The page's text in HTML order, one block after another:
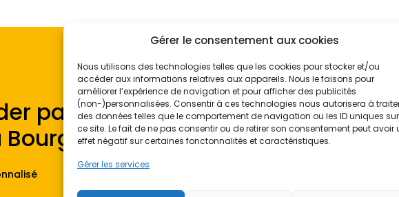
Gérer le consentement aux cookies
Nous utilisons des technologies telles que les cookies pour stocker et/ou
accéder aux informations relatives aux appareils. Nous le faisons pour
améliorer l’expérience de navigation et pour afficher des publicités
(non-)personnalisées. Consentir à ces technologies nous autorisera à
des données telles que le comportement de navigation ou les ID uniques sur
ce site. Le fait de ne pas consentir ou de retirer son consentement peut avoir
effet négatif sur certaines fonctonnalités et caractéristiques.
Gérer les services
par l'un de nos
Bourges.